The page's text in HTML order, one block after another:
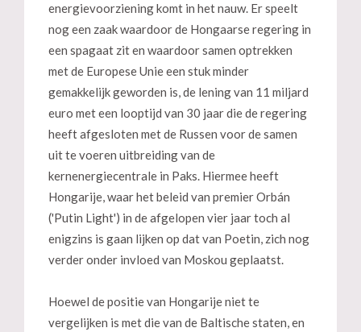
energievoorziening komt in het nauw. Er speelt
nog een zaak waardoor de Hongaarse regering in
een spagaat zit en waardoor samen optrekken
met de Europese Unie een stuk minder
gemakkelijk geworden is, de lening van 11 miljard
euro met een looptijd van 30 jaar die de regering
heeft afgesloten met de Russen voor de samen
uit te voeren uitbreiding van de
kernenergiecentrale in Paks. Hiermee heeft
Hongarije, waar het beleid van premier Orbán
('Putin Light') in de afgelopen vier jaar toch al
enigzins is gaan lijken op dat van Poetin, zich nog
verder onder invloed van Moskou geplaatst.
Hoewel de positie van Hongarije niet te
vergelijken is met die van de Baltische staten, en